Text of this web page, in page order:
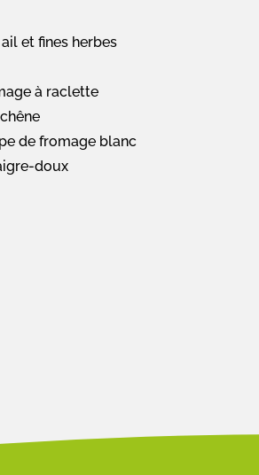
et fines herbes
à raclette
de fromage blanc
doux